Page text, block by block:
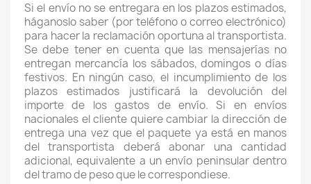
Si el envío no se entregara en los plazos estimados,
háganoslo saber (por teléfono o correo electrónico)
para hacer la reclamación oportuna al transportista.
Se debe tener en cuenta que las mensajerías no
entregan mercancía los sábados, domingos o días
festivos. En ningún caso, el incumplimiento de los
plazos estimados justificará la devolución del
importe de los gastos de envío. Si en envíos
nacionales el cliente quiere cambiar la dirección de
entrega una vez que el paquete ya está en manos
del transportista deberá abonar una cantidad
adicional, equivalente a un envío peninsular dentro
del tramo de peso que le correspondiese.